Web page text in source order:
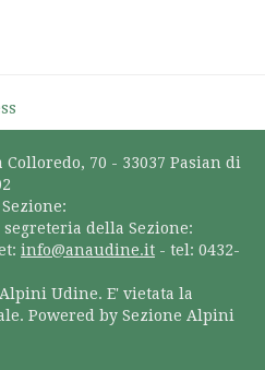
70 - 33037 Pasian di
segreteria della Sezione:
info@anaudine.it - tel: 0432-
Udine. E' vietata la
Powered by Sezione Alpini